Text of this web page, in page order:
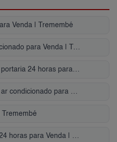
Venda | Tremembé
Tremembé